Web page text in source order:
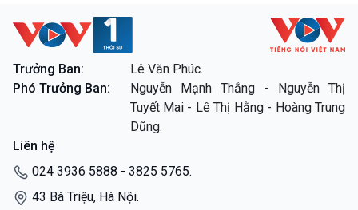
Trưởng Ban:
Lê Văn Phúc.
Phó Trưởng Ban:
Nguyễn Mạnh Thắng - Nguyễn Thị
Tuyết Mai - Lê Thị Hằng - Hoàng Trung
Dũng.
Liên hệ
024 3936 5888 - 3825 5765.
43 Bà Triệu, Hà Nội.